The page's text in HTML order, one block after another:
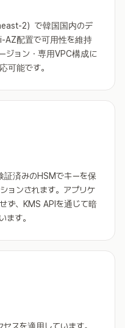
2）で韓国国内のデ
AZ配置で可用性を維持
ジョン・専用VPC構成に
可能です。
済みのHSMでキーを保
ョンされます。アプリケ
ず、KMS APIを通じて暗
ます。